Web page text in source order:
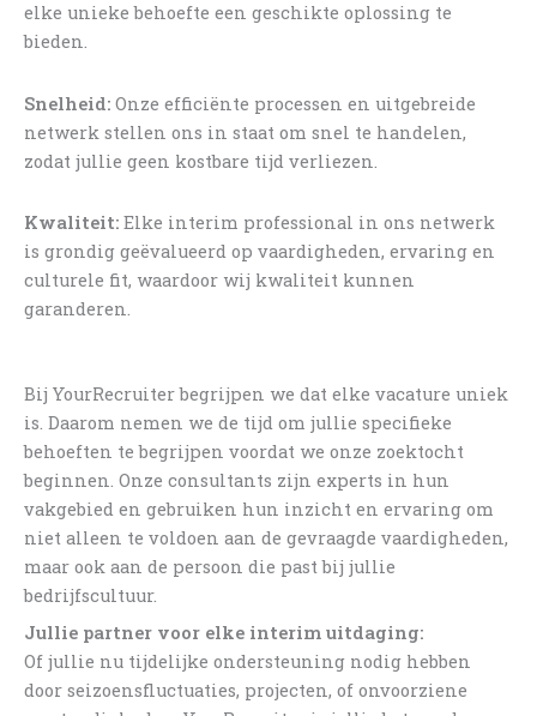
elke unieke behoefte een geschikte oplossing te
bieden.
Snelheid: Onze efficiënte processen en uitgebreide
netwerk stellen ons in staat om snel te handelen,
zodat jullie geen kostbare tijd verliezen.
Kwaliteit: Elke interim professional in ons netwerk
is grondig geëvalueerd op vaardigheden, ervaring en
culturele fit, waardoor wij kwaliteit kunnen
garanderen.
Bij YourRecruiter begrijpen we dat elke vacature uniek
is. Daarom nemen we de tijd om jullie specifieke
behoeften te begrijpen voordat we onze zoektocht
beginnen. Onze consultants zijn experts in hun
vakgebied en gebruiken hun inzicht en ervaring om
niet alleen te voldoen aan de gevraagde vaardigheden,
maar ook aan de persoon die past bij jullie
bedrijfscultuur.
Jullie partner voor elke interim uitdaging:
Of jullie nu tijdelijke ondersteuning nodig hebben
door seizoensfluctuaties, projecten, of onvoorziene